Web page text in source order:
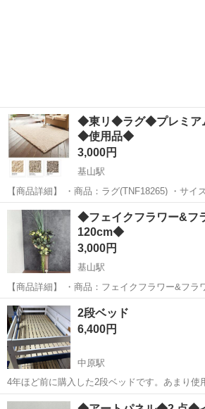
◆東リ◆ラグ◆プレミア
◆使用品◆
3,000円
基山駅
【商品詳細】 ・商品：ラグ(TNF18265) ・サイズ：1400×2000 ※多少
の誤差はご承知下さい。 ・メーカー:東リ ・カラー：ネイビー ・素
材：綿53%アクリル47% 【商
佐賀 三養基郡 基山駅
◆フェイクフラワー&フ
120cm◆
3,000円
基山駅
【商品詳細】 ・商品：フェイクフラワー&フラワーベース ・サイズ：
Φ20×H42cm(全長120cm) ※多少の誤差はご承知下さい。 ・メーカー:-
佐賀 三養基郡 基山駅
2段ベッド
6,400円
中原駅
4年ほど前に購入した2段ベッドです。あまり使
傷は少しあります。 現在は写真の状態です。
佐賀 三養基郡 中原駅 家具